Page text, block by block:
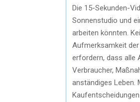
Die 15-Sekunden-
Sonnenstudio und
arbeiten könnten.
Aufmerksamkeit der
erfordern, dass alle
Verbraucher,
anständiges Leben.